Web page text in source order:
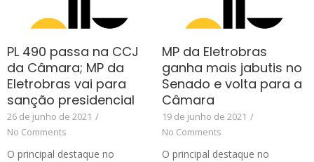
PL 490 passa na CCJ
da Câmara; MP da
Eletrobras vai para
sanção presidencial
26 de junho de 2021 /
No Comments
O principal destaque no
MP da Eletrobras
ganha mais jabutis no
Senado e volta para a
Câmara
19 de junho de 2021 /
No Comments
O principal destaque no